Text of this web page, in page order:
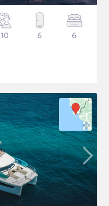
10 6 6